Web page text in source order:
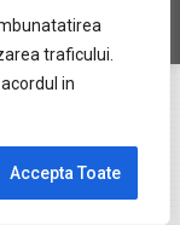
traficului.
in
Accepta Toate
ecologice.ro